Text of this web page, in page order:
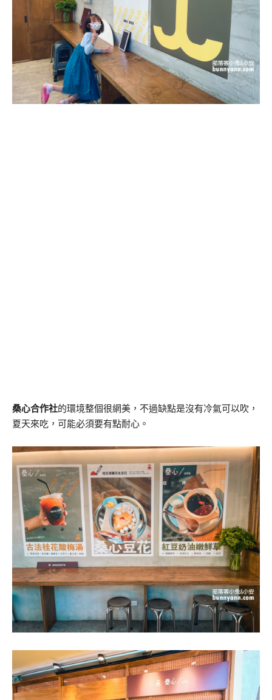
桑心合作社的環境整個很網美，不過缺點是沒有冷氣可以吹，
夏天來吃，可能必須要有點耐心。